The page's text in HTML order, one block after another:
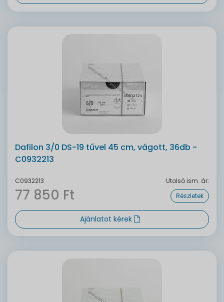
Dafilon 3/0 DS-19 tűvel 45 cm, vágott, 36db -
C0932213
C0932213 Utolsó ism. ár:
77 850 Ft Részletek
Ajánlatot kérek